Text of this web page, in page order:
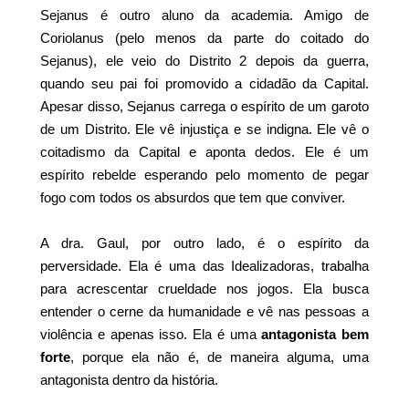
Sejanus é outro aluno da academia. Amigo de
Coriolanus (pelo menos da parte do coitado do
Sejanus), ele veio do Distrito 2 depois da guerra,
quando seu pai foi promovido a cidadão da Capital.
Apesar disso, Sejanus carrega o espírito de um garoto
de um Distrito. Ele vê injustiça e se indigna. Ele vê o
coitadismo da Capital e aponta dedos. Ele é um
espírito rebelde esperando pelo momento de pegar
fogo com todos os absurdos que tem que conviver.
A dra. Gaul, por outro lado, é o espírito da
perversidade. Ela é uma das Idealizadoras, trabalha
para acrescentar crueldade nos jogos. Ela busca
entender o cerne da humanidade e vê nas pessoas a
violência e apenas isso. Ela é umaantagonista bem
forte, porque ela não é, de maneira alguma, uma
antagonista dentro da história.